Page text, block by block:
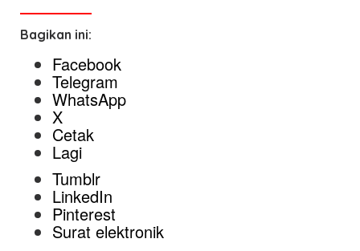
Bagikan ini:
Facebook
Telegram
WhatsApp
X
Cetak
Lagi
Tumblr
LinkedIn
Pinterest
Surat elektronik